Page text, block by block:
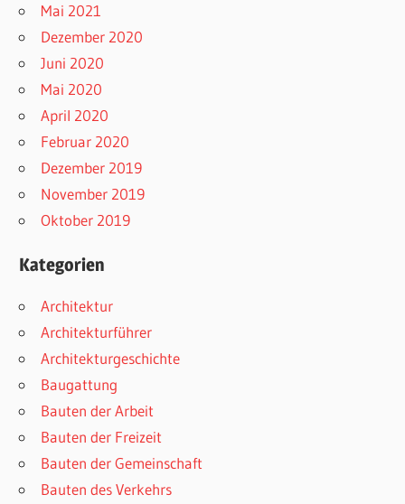
Mai 2021
Dezember 2020
Juni 2020
Mai 2020
April 2020
Februar 2020
Dezember 2019
November 2019
Oktober 2019
Kategorien
Architektur
Architekturführer
Architekturgeschichte
Baugattung
Bauten der Arbeit
Bauten der Freizeit
Bauten der Gemeinschaft
Bauten des Verkehrs